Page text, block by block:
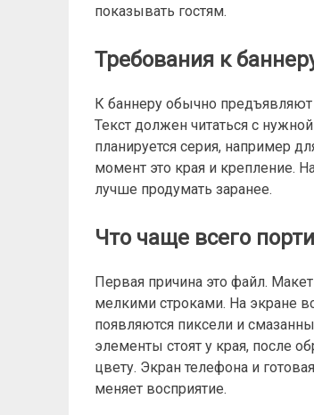
показывать гостям.
Требования к
К баннеру обычно предъявляют
Текст должен читаться с
планируется серия, например
момент это края и крепление.
лучше продумать заранее.
Что чаще всего
Первая причина это файл.
мелкими строками. На экране
появляются пиксели и
элементы стоят у края, после
цвету. Экран телефона и
меняет восприятие.